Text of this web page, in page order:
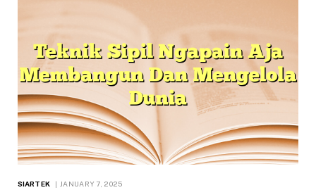
SIARTEK JANUARY 7, 2025